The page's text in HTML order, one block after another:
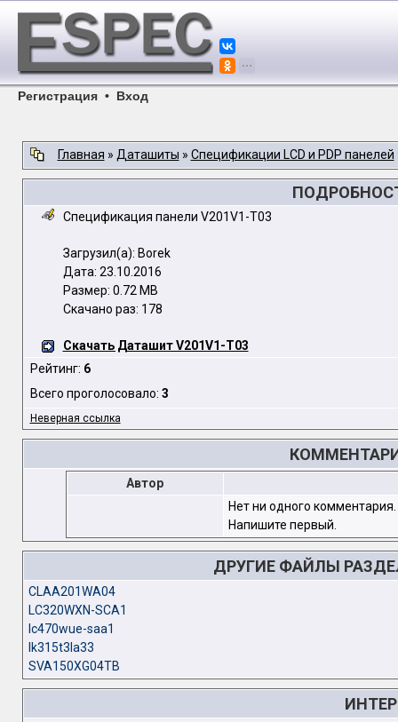
Регистрация • Вход
Главная » Даташиты » Спецификации LCD и PDP панелей
Спецификация панели V201V1-T03
Загрузил(а): Borek
Дата: 23.10.2016
Размер: 0.72 MB
Скачано раз: 178
Скачать Даташит V201V1-T03
Рейтинг: 6
Всего проголосовало: 3
Неверная ссылка
Автор
Нет ни одного комментария.
Напишите первый.
ДРУГИЕ ФАЙЛЫ
CLAA201WA04
LC320WXN-SCA1
lc470wue-saa1
lk315t3la33
SVA150XG04TB